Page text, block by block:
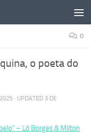
0
o poeta do
· UPDATED 3 DE
– Lô Borges & Milton